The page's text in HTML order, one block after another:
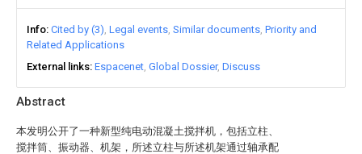
Abstract
本发明公开了一种新型纯电动混凝土搅拌机，包括立柱、
搅拌筒、振动器、机架，所述立柱与所述机架通过轴承配
Info Cited by (3) Legal events Similar documents Priority and
Related Applications
External links Espacenet Global Dossier Discuss